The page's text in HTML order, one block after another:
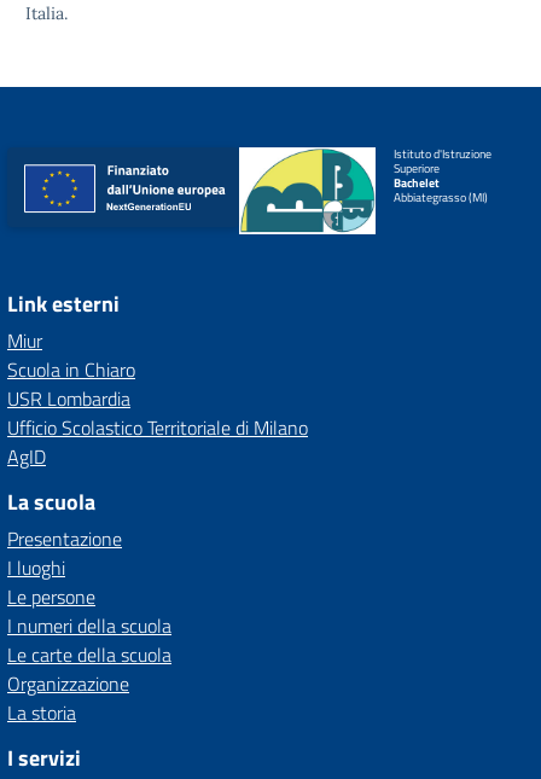
Italia.
Istituto d'Istruzione
Superiore
Bachelet
Abbiategrasso (MI)
Link esterni
Miur
Scuola in Chiaro
USR Lombardia
Ufficio Scolastico Territoriale di Milano
AgID
La scuola
Presentazione
I luoghi
Le persone
I numeri della scuola
Le carte della scuola
Organizzazione
La storia
I servizi